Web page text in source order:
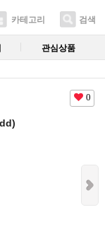
카테고리 검색
관심상품
0